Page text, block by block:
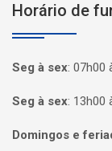
Horário de
Seg à sex: 07h00
Seg à sex: 13h00
Domingos e